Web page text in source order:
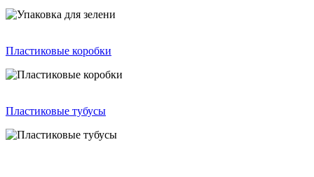
Пластиковые коробки
Пластиковые тубусы